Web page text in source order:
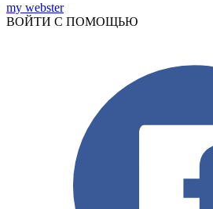
my webster
ВОЙТИ С ПОМОЩЬЮ